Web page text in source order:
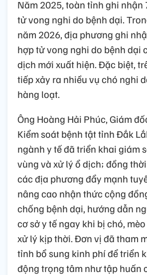
Năm 2025, toàn tỉnh ghi nhận
tử vong nghi do bệnh dại.
năm 2026, địa phương ghi
hợp tử vong nghi do bệnh dại
dịch mới xuất hiện. Đặc biệt,
tiếp xảy ra nhiều vụ chó nghi
hàng loạt.
Ông Hoàng Hải Phúc, Giám
Kiểm soát bệnh tật tỉnh Đắk
ngành y tế đã triển khai giám
vùng và xử lý ổ dịch; đồng
các địa phương đẩy mạnh
nâng cao nhận thức cộng
chống bệnh dại, hướng dẫn
cơ sở y tế ngay khi bị chó,
xử lý kịp thời. Đơn vị đã tham
tỉnh bổ sung kinh phí để triển
động trọng tâm như tập huấn